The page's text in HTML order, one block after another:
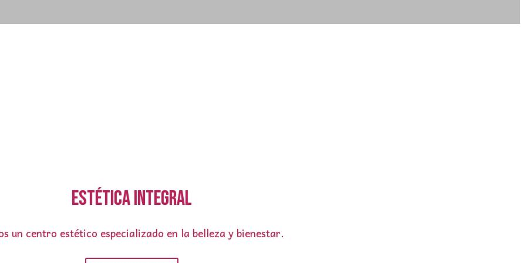
Estética integral
un centro estético especializado en la belleza y bienestar.